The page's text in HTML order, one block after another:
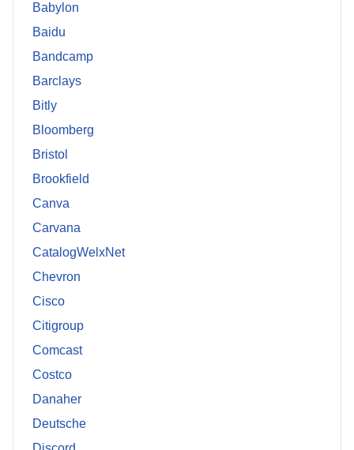
Babylon
Baidu
Bandcamp
Barclays
Bitly
Bloomberg
Bristol
Brookfield
Canva
Carvana
CatalogWelxNet
Chevron
Cisco
Citigroup
Comcast
Costco
Danaher
Deutsche